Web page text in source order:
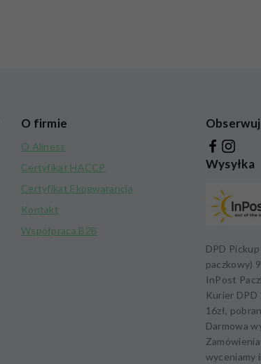
O firmie
O Aliness
Certyfikat HACCP
Certyfikat Ekogwarancja
Kontakt
Współpraca B2B
Obserwuj
Wysyłka
DPD
paczkowy)
InPost
Kurier DPD
16zł,
Darmowa
wyceniamy